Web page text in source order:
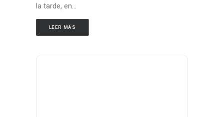
la tarde, en…
LEER MÁS